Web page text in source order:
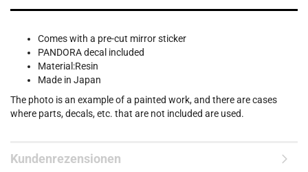
Comes with a pre-cut mirror sticker
PANDORA decal included
Material:Resin
Made in Japan
The photo is an example of a painted work, and there are cases
where parts, decals, etc. that are not included are used.
Kundenrezensionen